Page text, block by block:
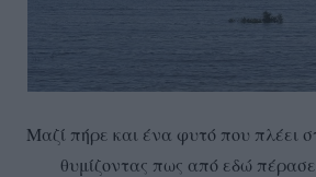
Μαζί πήρε και ένα φυτό που πλέει
θυμίζοντας πως από εδώ